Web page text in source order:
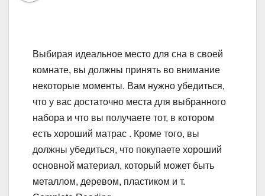
Выбирая идеальное место для сна в своей
комнате, вы должны принять во внимание
некоторые моменты. Вам нужно убедиться,
что у вас достаточно места для выбранного
набора и что вы получаете тот, в котором
есть хороший матрас . Кроме того, вы
должны убедиться, что покупаете хороший
основной материал, который может быть
металлом, деревом, пластиком и т.